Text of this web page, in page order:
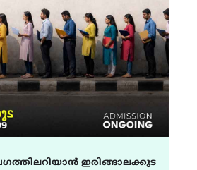
ഇരിങ്ങാലക്കുട